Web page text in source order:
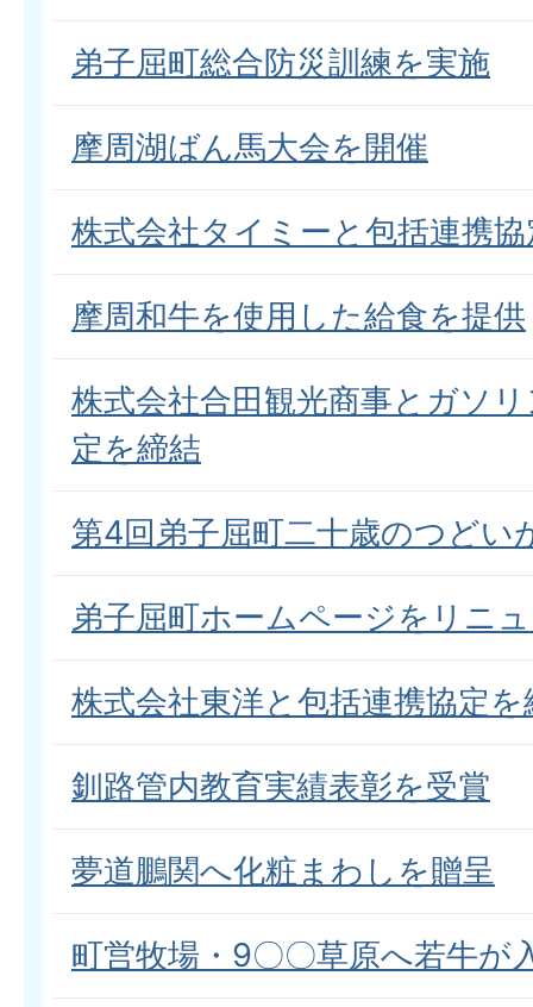
弟子屈町総合防災訓練を実施
摩周湖ばん馬大会を開催
株式会社タイミーと包括連携
摩周和牛を使用した給食を提供
株式会社合田観光商事とガソ
定を締結
第4回弟子屈町二十歳のつどい
弟子屈町ホームページをリニ
株式会社東洋と包括連携協定を
釧路管内教育実績表彰を受賞
夢道鵬関へ化粧まわしを贈呈
町営牧場・9〇〇草原へ若牛が